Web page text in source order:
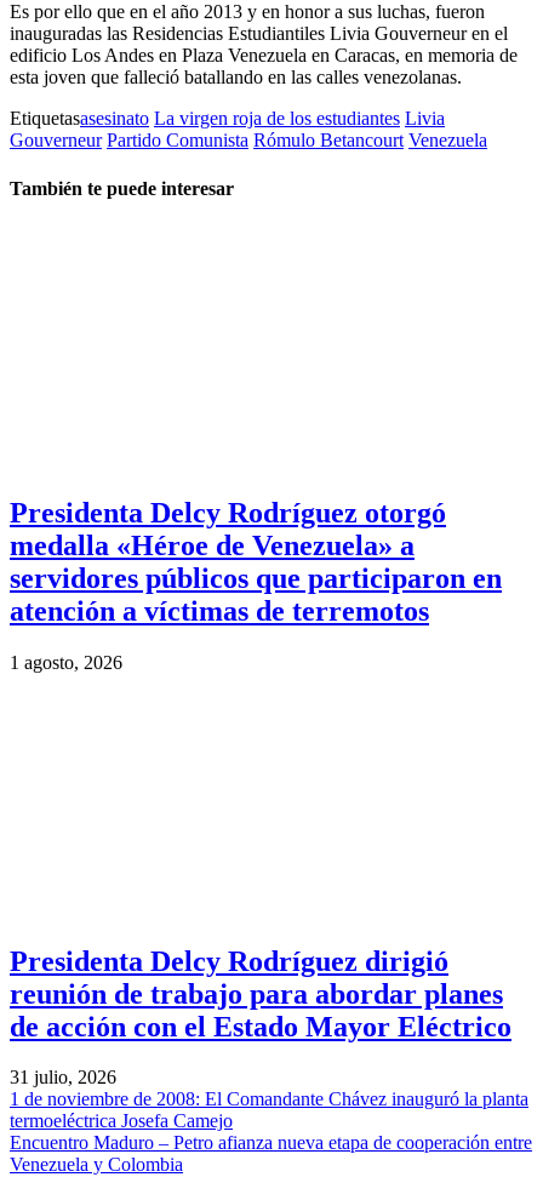
Es por ello que en el año 2013 y en honor a sus luchas, fueron
inauguradas las Residencias Estudiantiles Livia Gouverneur en el
edificio Los Andes en Plaza Venezuela en Caracas, en memoria de
esta joven que falleció batallando en las calles venezolanas.
Etiquetasasesinato La virgen roja de los estudiantes Livia
Gouverneur Partido Comunista Rómulo Betancourt Venezuela
También te puede interesar
Presidenta Delcy Rodríguez otorgó
medalla «Héroe de Venezuela» a
servidores públicos que participaron en
atención a víctimas de terremotos
1 agosto, 2026
Presidenta Delcy Rodríguez dirigió
reunión de trabajo para abordar planes
de acción con el Estado Mayor Eléctrico
31 julio, 2026
1 de noviembre de 2008: El Comandante Chávez inauguró la planta
termoeléctrica Josefa Camejo
Encuentro Maduro – Petro afianza nueva etapa de cooperación entre
Venezuela y Colombia